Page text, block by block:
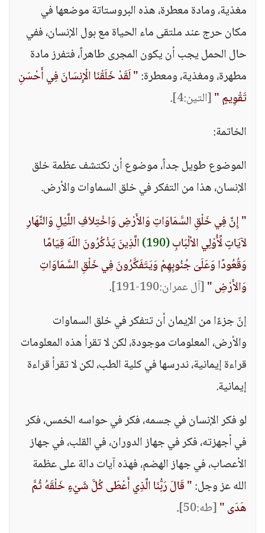
مغذية، ومادة معطرة، هذه البروستاتة موضعها في
مكان حرج عند ملتقى ماء الحياة مع بول الإنسان، ففي
حال الحمل يجب أن يكون المجرى طاهراً، فتفرز مادة
مطهرة، ومغذية، ومعطرة:" لَقَدْ خَلَقْنَا الْإِنسَانَ فِي أَحْسَنِ
تَقْوِيمٍ "[التين:4] .
الخاتمة:
الموضوع طويل جداً، موضوع أن نكتشف عظمة خلق
الإنسان، هذا من التفكر في خلق السماوات والأرض.
" إِنَّ فِي خَلْقِ السَّمَاوَاتِ وَالأَرْضِ وَاخْتِلاَفِ اللَّيْلِ وَالنَّهَارِ
لآيَاتٍ لِّأُوْلِي الألْبَابِ(190)
الَّذِينَ يَذْكُرُونَ اللّهَ قِيَامًا
وَقُعُودًا وَعَلَىَ جُنُوبِهِمْ وَيَتَفَكَّرُونَ فِي خَلْقِ السَّمَاوَاتِ
وَالأَرْضِ "[آل عمران:190-191]
.
إنّ جزءًا من الإيمان أن تتفكر في خلق السماوات
والأرض، المعلومات موجودة، لكن لا تقرأ هذه المعلومات
قراءة إيمانية، ندرسها في كلية الطب، لكن لا تقرأ قراءة
إيمانية.
لو فكر الإنسان في جسمه، فكر في حواسه الخمس، فكر
في أجهزته، فكر في جهاز الدوران، في القلب، في جهاز
الأعصاب، في جهاز الهضم، فهذه آيات دالة على عظمة
الله عز وجل:" قَالَ رَبُّنَا الَّذِي أَعْطَى كُلَّ شَيْءٍ خَلْقَهُ ثُمَّ
هَدَى "[طه:50] .